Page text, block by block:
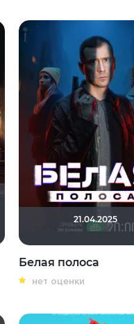
21.04.2025
Белая полоса
нет оценки